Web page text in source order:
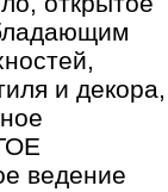
и декора,
ведение